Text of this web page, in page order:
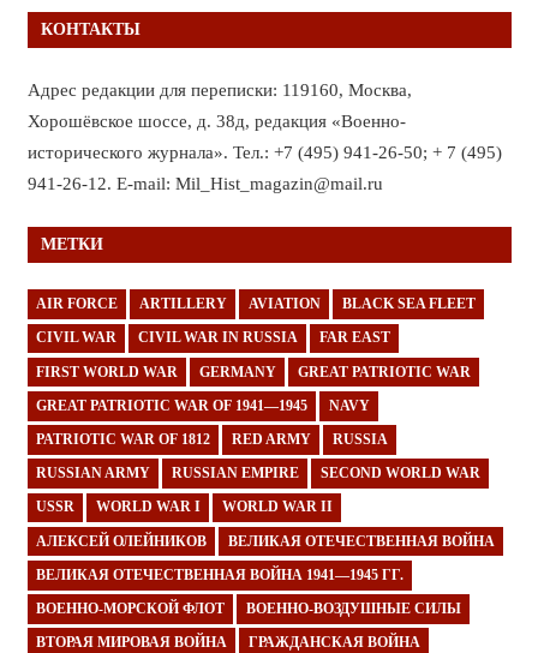
КОНТАКТЫ
Адрес редакции для переписки: 119160, Москва,
Хорошёвское шоссе, д. 38д, редакция «Военно-
исторического журнала». Тел.: +7 (495) 941-26-50; + 7 (495)
941-26-12. E-mail: Mil_Hist_magazin@mail.ru
МЕТКИ
AIR FORCE ARTILLERY AVIATION BLACK SEA FLEET
CIVIL WAR CIVIL WAR IN RUSSIA FAR EAST
FIRST WORLD WAR GERMANY GREAT PATRIOTIC WAR
GREAT PATRIOTIC WAR OF 1941—1945 NAVY
PATRIOTIC WAR OF 1812 RED ARMY RUSSIA
RUSSIAN ARMY RUSSIAN EMPIRE SECOND WORLD WAR
USSR WORLD WAR I WORLD WAR II
АЛЕКСЕЙ ОЛЕЙНИКОВ ВЕЛИКАЯ ОТЕЧЕСТВЕННАЯ ВОЙНА
ВЕЛИКАЯ ОТЕЧЕСТВЕННАЯ ВОЙНА 1941—1945 ГГ.
ВОЕННО-МОРСКОЙ ФЛОТ ВОЕННО-ВОЗДУШНЫЕ СИЛЫ
ВТОРАЯ МИРОВАЯ ВОЙНА ГРАЖДАНСКАЯ ВОЙНА